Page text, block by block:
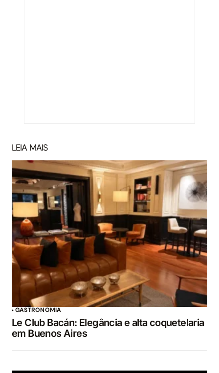
LEIA MAIS
GASTRONOMIA
Le Club Bacán: Elegância e alta coquetelaria
em Buenos Aires